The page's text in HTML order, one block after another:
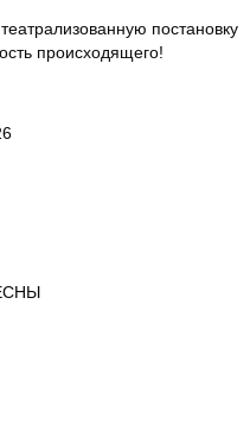
постановку
происходящего!